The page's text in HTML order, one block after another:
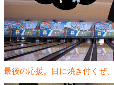
最後の応援。目に焼き付くぜ。